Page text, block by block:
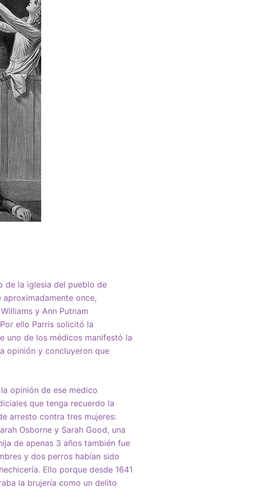
de la iglesia del pueblo de
aproximadamente once,
y Ann Putnam
ello Parris solicitó la
uno de los médicos manifestó la
opinión y concluyeron que
opinión de ese medico
que tenga recuerdo la
arresto contra tres mujeres:
Osborne y Sarah Good, una
de apenas 3 años también fue
y dos perros habían sido
Ello porque desde 1641
la brujería como un delito